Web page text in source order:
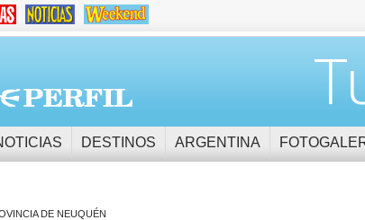
DESTINOS ARGENTINA
DE NEUQUÉN